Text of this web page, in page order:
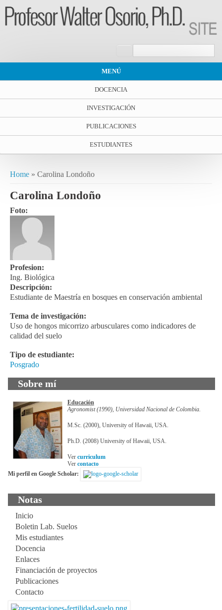
MENÚ
DOCENCIA
INVESTIGACIÓN
PUBLICACIONES
ESTUDIANTES
Home » Carolina Londoño
Carolina Londoño
Foto:
Profesion:
Ing. Biológica
Descripción:
Estudiante de Maestría en bosques en conservación ambiental
Tema de investigación:
Uso de hongos micorrizo arbusculares como indicadores de
calidad del suelo
Tipo de estudiante:
Posgrado
Sobre mí
Educación
Agronomist (1990), Universidad Nacional de Colombia.
M.Sc. (2000), University of Hawaii, USA.
Ph.D. (2008) University of Hawaii, USA.
Ver curriculum
Ver contacto
Mi perfil en Google Scholar:
Notas
Inicio
Boletin Lab. Suelos
Mis estudiantes
Docencia
Enlaces
Financiación de proyectos
Publicaciones
Contacto